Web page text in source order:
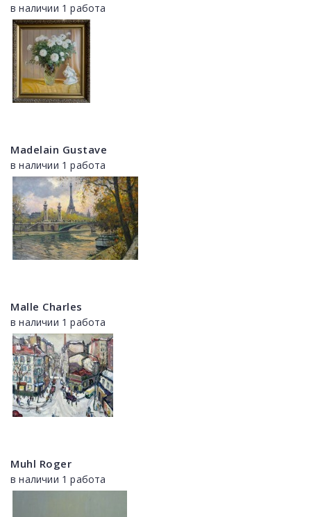
в наличии 1 работа
Madelain Gustave
в наличии 1 работа
Malle Charles
в наличии 1 работа
Muhl Roger
в наличии 1 работа